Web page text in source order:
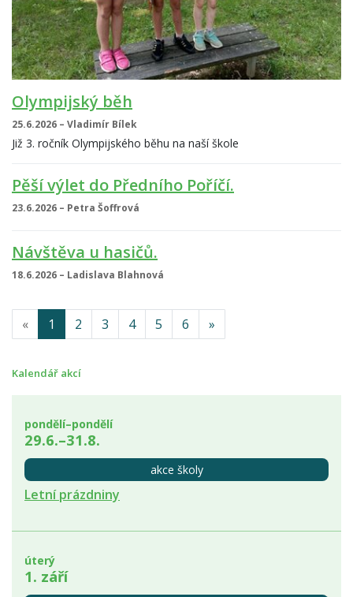
Olympijský běh
25.6.2026 – Vladimír Bílek
Již 3. ročník Olympijského běhu na naší škole
Pěší výlet do Předního Poříčí.
23.6.2026 – Petra Šoffrová
Návštěva u hasičů.
18.6.2026 – Ladislava Blahnová
« 1 2 3 4 5 6 »
Kalendář akcí
pondělí–pondělí
29.6.–31.8.
akce školy
Letní prázdniny
úterý
1. září